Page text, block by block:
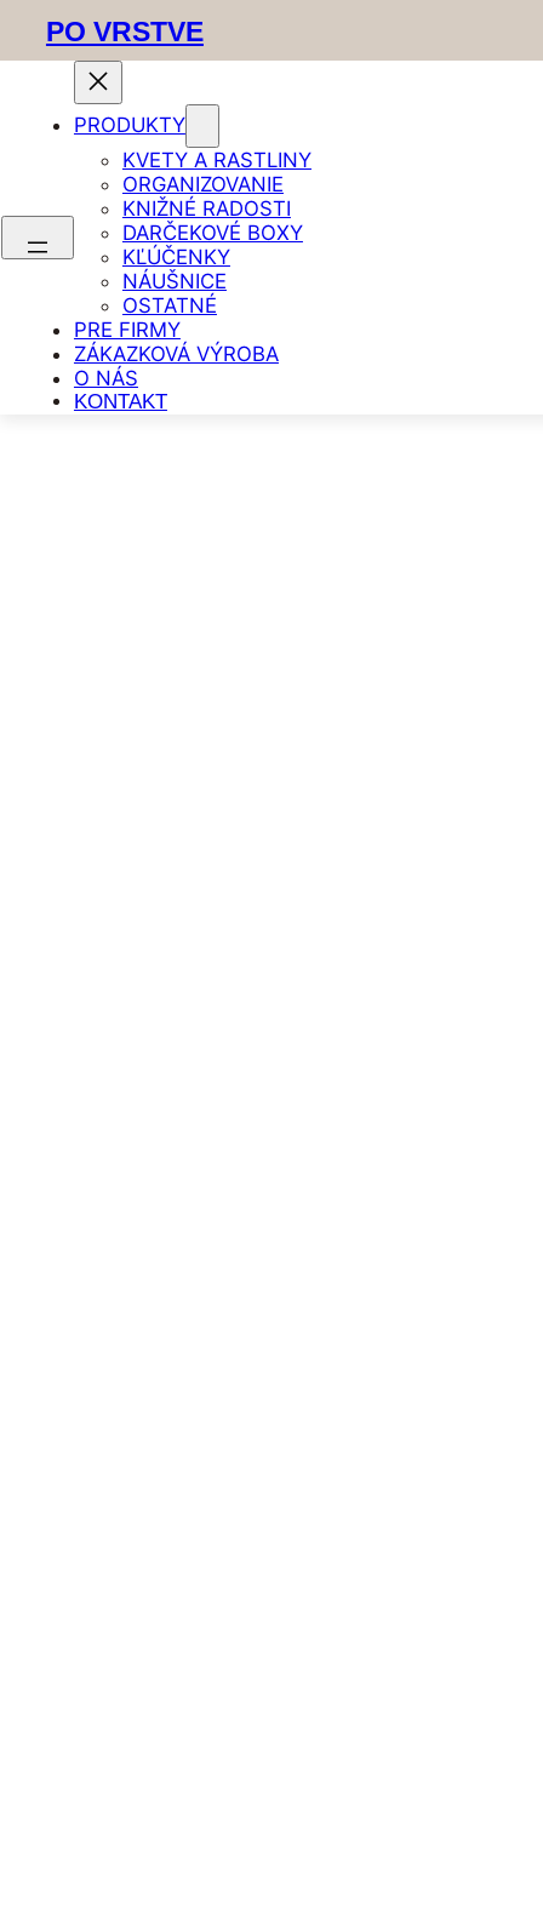
PO VRSTVE
PRODUKTY
KVETY A RASTLINY
ORGANIZOVANIE
KNIŽNÉ RADOSTI
DARČEKOVÉ BOXY
KĽÚČENKY
NÁUŠNICE
OSTATNÉ
PRE FIRMY
ZÁKAZKOVÁ VÝROBA
O NÁS
KONTAKT
Kľúčenky/ Kľúčenka personalizovaná Meno
(malá/veľká)